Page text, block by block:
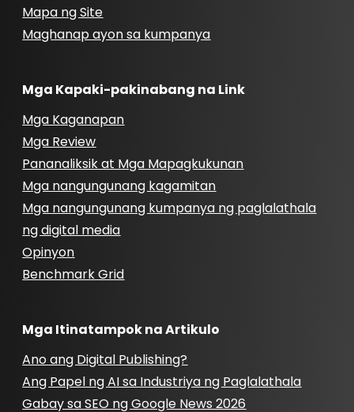
Mapa ng Site
Maghanap ayon sa kumpanya
Mga Kapaki-pakinabang na Link
Mga Kaganapan
Mga Review
Pananaliksik at Mga Mapagkukunan
Mga nangungunang kagamitan
Mga nangungunang kumpanya ng paglalathala
ng digital media
Opinyon
Benchmark Grid
Mga Itinatampok na Artikulo
Ano ang Digital Publishing?
Ang Papel ng AI sa Industriya ng Paglalathala
Gabay sa SEO ng Google News 2026